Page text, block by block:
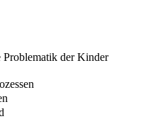
Problematik der Kinder